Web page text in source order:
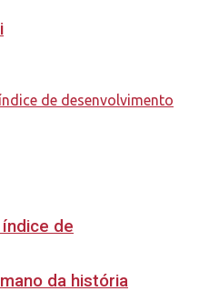
de
da história